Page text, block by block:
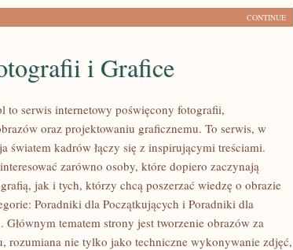
CONTINUE
i Grafice
to serwis internetowy poświęcony fotografii,
oraz projektowaniu graficznemu. To serwis, w
światem kadrów łączy się z inspirującymi treściami.
zarówno osoby, które dopiero zaczynają
jak i tych, którzy chcą poszerzać wiedzę o obrazie
Poradniki dla Początkujących i Poradniki dla
Głównym tematem strony jest tworzenie obrazów za
rozumiana nie tylko jako techniczne wykonywanie zdjęć,